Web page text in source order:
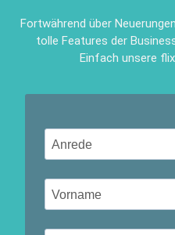
Fortwährend über
tolle Features der
Einfach unsere